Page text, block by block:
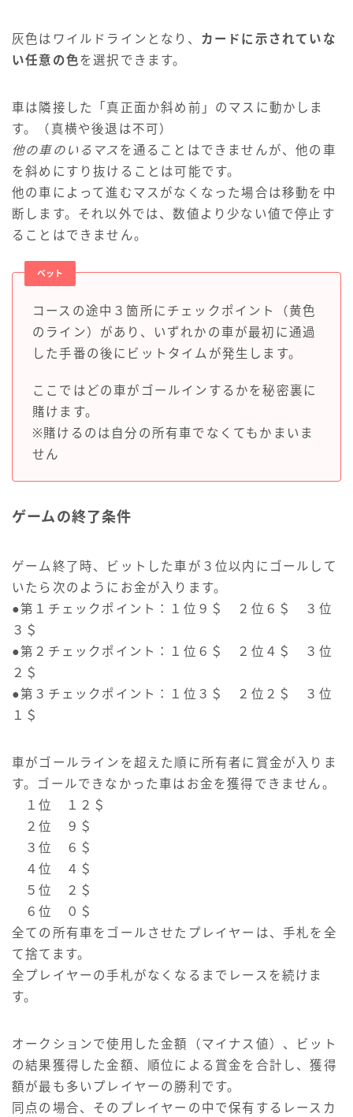
灰色はワイルドラインとなり、 カードに示されていな
い任意の色を選択できます。
車は隣接した「真正面か斜め前」のマスに動かしま
す。（真横や後退は不可）
他の車のいるマス を通ることはできませんが、他の車
を斜めにすり抜けることは可能です。
他の車によって進むマスがなくなった場合は移動を中
断します。それ以外では、数値より少ない値で停止す
ることはできません。
ベット
コースの途中３箇所にチェックポイント（黄色
のライン）があり、いずれかの車が最初に通過
した手番の後にビットタイムが発生します。
ここではどの車がゴールインするかを秘密裏に
賭けます。
※賭けるのは自分の所有車でなくてもかまいま
せん
ゲームの終了条件
ゲーム終了時、ビットした車が３位以内にゴールして
いたら次のようにお金が入ります。
●第１チェックポイント：１位９＄ ２位６＄ ３位
３＄
●第２チェックポイント：１位６＄ ２位４＄ ３位
２＄
●第３チェックポイント：１位３＄ ２位２＄ ３位
１＄
車がゴールラインを超えた順に所有者に賞金が入りま
す。ゴールできなかった車はお金を獲得できません。
１位 １２＄
２位 ９＄
３位 ６＄
４位 ４＄
５位 ２＄
６位 ０＄
全ての所有車をゴールさせたプレイヤーは、手札を全
て捨てます。
全プレイヤーの手札がなくなるまでレースを続けま
す。
オークションで使用した金額（マイナス値）、ビット
の結果獲得した金額、順位による賞金を合計し、獲得
額が最も多いプレイヤーの勝利です。
同点の場合、そのプレイヤーの中で保有するレースカ